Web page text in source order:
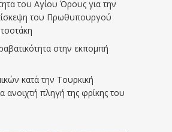
του Αγίου Όρους για την
του Πρωθυπουργού
στην εκπομπή
κατά την Τουρκική
ανοιχτή πληγή της φρίκης του